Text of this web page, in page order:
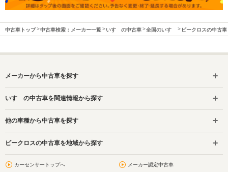
中古車トップ 中古車検索：メーカー一覧 いすゞの中古車 全国のいすゞ ビークロスの中古車
メーカーから中古車を探す
いすゞの中古車を関連情報から探す
他の車種から中古車を探す
ビークロスの中古車を地域から探す
カーセンサートップへ メーカー認定中古車